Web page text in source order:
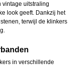
vintage uitstraling
look geeft. Dankzij het
terwijl de klinkers
in verschillende